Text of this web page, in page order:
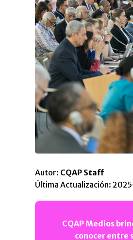
Autor: CQAP Staff
Última Actualización:
CQAP Medios
conocer entre